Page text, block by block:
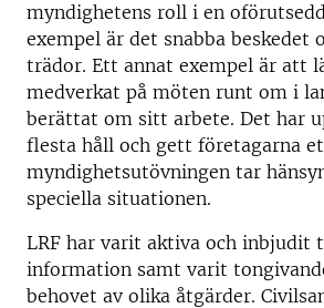
myndighetens roll i en
exempel är det snabba beskedet
trädor. Ett annat exempel är att
medverkat på möten runt om i
berättat om sitt arbete. Det har
flesta håll och gett företagarna
myndighetsutövningen tar
speciella situationen.
LRF har varit aktiva och inbjudit
information samt varit
behovet av olika åtgärder.